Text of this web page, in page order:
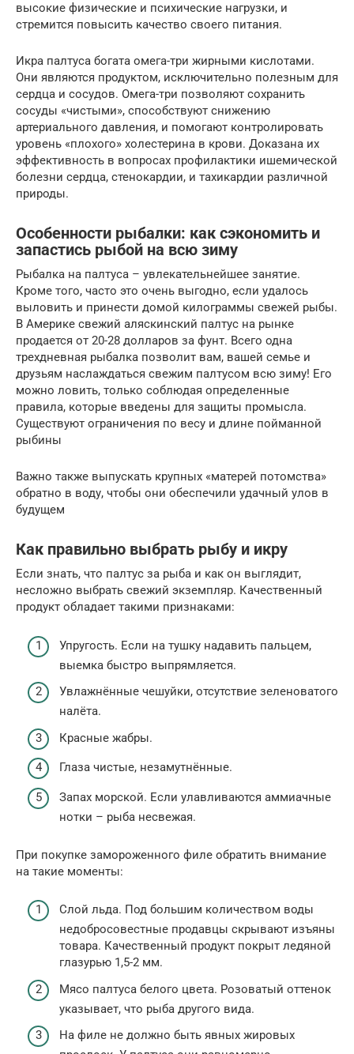
высокие физические и психические нагрузки, и
стремится повысить качество своего питания.
Икра палтуса богата омега-три жирными кислотами.
Они являются продуктом, исключительно полезным для
сердца и сосудов. Омега-три позволяют сохранить
сосуды «чистыми», способствуют снижению
артериального давления, и помогают контролировать
уровень «плохого» холестерина в крови. Доказана их
эффективность в вопросах профилактики ишемической
болезни сердца, стенокардии, и тахикардии различной
природы.
Особенности рыбалки: как сэкономить и
запастись рыбой на всю зиму
Рыбалка на палтуса – увлекательнейшее занятие.
Кроме того, часто это очень выгодно, если удалось
выловить и принести домой килограммы свежей рыбы.
В Америке свежий аляскинский палтус на рынке
продается от 20-28 долларов за фунт. Всего одна
трехдневная рыбалка позволит вам, вашей семье и
друзьям наслаждаться свежим палтусом всю зиму! Его
можно ловить, только соблюдая определенные
правила, которые введены для защиты промысла.
Существуют ограничения по весу и длине пойманной
рыбины
Важно также выпускать крупных «матерей потомства»
обратно в воду, чтобы они обеспечили удачный улов в
будущем
Как правильно выбрать рыбу и икру
Если знать, что палтус за рыба и как он выглядит,
несложно выбрать свежий экземпляр. Качественный
продукт обладает такими признаками:
Упругость. Если на тушку надавить пальцем,
выемка быстро выпрямляется.
Увлажнённые чешуйки, отсутствие зеленоватого
налёта.
Красные жабры.
Глаза чистые, незамутнённые.
Запах морской. Если улавливаются аммиачные
нотки – рыба несвежая.
При покупке замороженного филе обратить внимание
на такие моменты:
Слой льда. Под большим количеством воды
недобросовестные продавцы скрывают изъяны
товара. Качественный продукт покрыт ледяной
глазурью 1,5-2 мм.
Мясо палтуса белого цвета. Розоватый оттенок
указывает, что рыба другого вида.
На филе не должно быть явных жировых